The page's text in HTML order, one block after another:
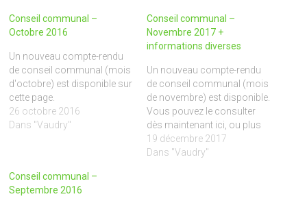
Conseil communal –
Octobre 2016
Un nouveau compte-rendu
de conseil communal (mois
d'octobre) est disponible sur
cette page.
26 octobre 2016
Dans "Vaudry"
Conseil communal –
Novembre 2017 +
informations diverses
Un nouveau compte-rendu
de conseil communal (mois
de novembre) est disponible.
Vous pouvez le consulter
dès maintenant ici, ou plus
tard sur cette page. Bonne
lecture. Suite aux
19 décembre 2017
Dans "Vaudry"
Conseil communal –
Septembre 2016